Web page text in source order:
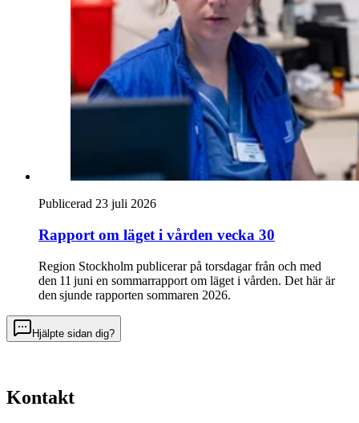
Publicerad 23 juli 2026
Rapport om läget i vården vecka 30
Region Stockholm publicerar på torsdagar från och med
den 11 juni en sommarrapport om läget i vården. Det här är
den sjunde rapporten sommaren 2026.
Hjälpte sidan dig?
Kontakt